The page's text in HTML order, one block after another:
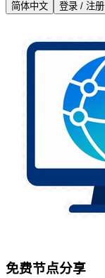
简体中文 登录 / 注册
免费节点分享